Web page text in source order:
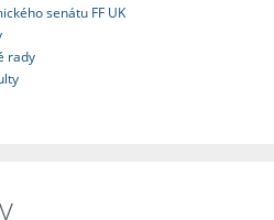
senátu FF UK
rady